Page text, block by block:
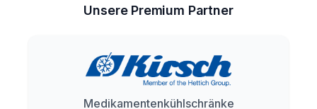
Unsere Premium Partner
Medikamentenkühlschränke